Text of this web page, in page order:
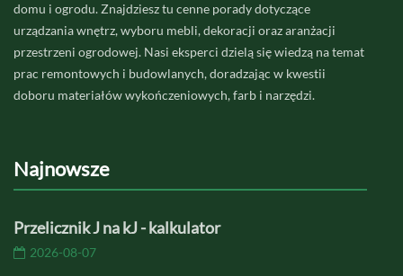
domu i ogrodu. Znajdziesz tu cenne porady dotyczące
urządzania wnętrz, wyboru mebli, dekoracji oraz aranżacji
przestrzeni ogrodowej. Nasi eksperci dzielą się wiedzą na temat
prac remontowych i budowlanych, doradzając w kwestii
doboru materiałów wykończeniowych, farb i narzędzi.
Najnowsze
Przelicznik J na kJ - kalkulator
2026-08-07